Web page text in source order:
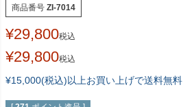
商品番号 ZI-7014
¥29,800税込
¥29,800税込
¥15,000(税込)以上お買い上げで送料無料